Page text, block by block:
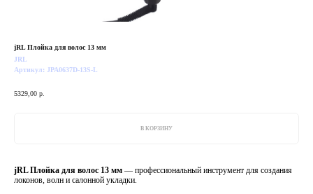
jRL Плойка для волос 13 мм
JRL
Артикул: JPA0637D-13S-L
5329,00 р.
В КОРЗИНУ
jRL Плойка для волос 13 мм — профессиональный инструмент для создания
локонов, волн и салонной укладки.